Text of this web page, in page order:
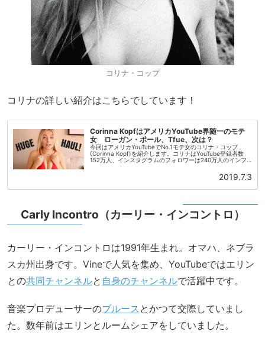
コリナ・コップ
コリナの詳しい紹介はこちらでしています！
Corinna KopfはアメリカYouTube界随一のモテ
女 ローガン・ポール、Tfue、次は？
今回はアメリカYouTubeでNo.1モテ女のコリナ・コップ
(Corinna Kopf)を紹介します。コリナはYouTube登録者数
152万人、インスタグラムのフォロワーは240万人のインフ
2019.7.3
Carly Incontro（カーリー・インコントロ）
カーリー・インコントロは1991年生まれ。オマハ、ネブラ
スカ州出身です。Vineで人気を集め、YouTubeではエリン
との共同チャンネルと 自身のチャンネルで活躍中です。
音楽プロデューサーのブルース とかつて交際していまし
た。数年前はエリンとルームシェアをしていました。